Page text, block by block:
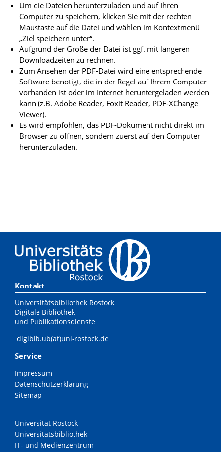
Um die Dateien herunterzuladen und auf Ihren
Computer zu speichern, klicken Sie mit der rechten
Maustaste auf die Datei und wählen im Kontextmenü
„Ziel speichern unter“.
Aufgrund der Größe der Datei ist ggf. mit längeren
Downloadzeiten zu rechnen.
Zum Ansehen der PDF-Datei wird eine entsprechende
Software benötigt, die in der Regel auf Ihrem Computer
vorhanden ist oder im Internet heruntergeladen werden
kann (z.B. Adobe Reader, Foxit Reader, PDF-XChange
Viewer).
Es wird empfohlen, das PDF-Dokument nicht direkt im
Browser zu öffnen, sondern zuerst auf den Computer
herunterzuladen.
Kontakt
Universitätsbibliothek Rostock
Digitale Bibliothek
und Publikationsdienste
digibib.ub(at)uni-rostock.de
Service
Impressum
Datenschutzerklärung
Sitemap
Universität Rostock
Universitätsbibliothek
IT- und Medienzentrum